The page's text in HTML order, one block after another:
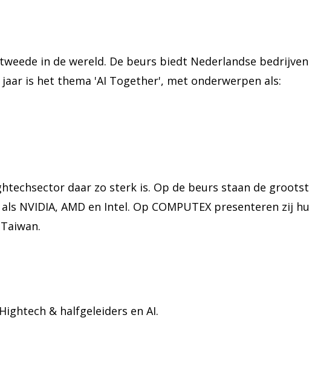
in de wereld. De beurs biedt Nederlandse
is het thema 'AI Together', met onderwerpen als:
daar zo sterk is. Op de beurs staan de
NVIDIA, AMD en Intel. Op COMPUTEX presenteren zij
& halfgeleiders en AI.